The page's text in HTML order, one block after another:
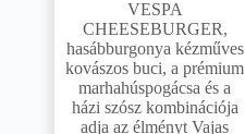
VESPA
CHEESEBURGER,
hasábburgonya kézműves
kovászos buci, a prémium
marhahúspogácsa és a
házi szósz kombinációja
adja az élményt Vajas